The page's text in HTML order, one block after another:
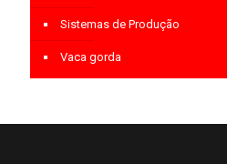
Sistemas de Produção
Vaca gorda